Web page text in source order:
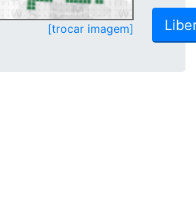
[trocar imagem]